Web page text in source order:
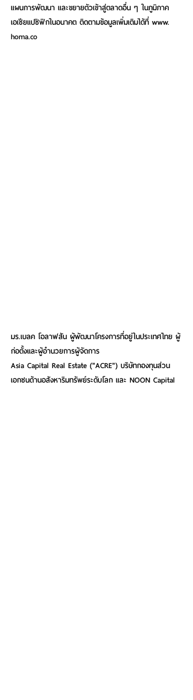
แผนการพัฒนา และขยายตัวเข้าสู่ตลาดอื่น ๆ ในภูมิภาค
เอเชียแปซิฟิกในอนาคต ติดตามข้อมูลเพิ่มเติมได้ที่ www.
homa.co
มร.เบลค โอลาฟสัน ผู้พัฒนาโครงการที่อยู่ในประเทศไทย ผู้
ก่อตั้งและผู้อำนวยการผู้จัดการ
Asia Capital Real Estate ("ACRE") บริษัทกองทุนส่วน
เอกชนด้านอสังหาริมทรัพย์ระดับโลก และ NOON Capital